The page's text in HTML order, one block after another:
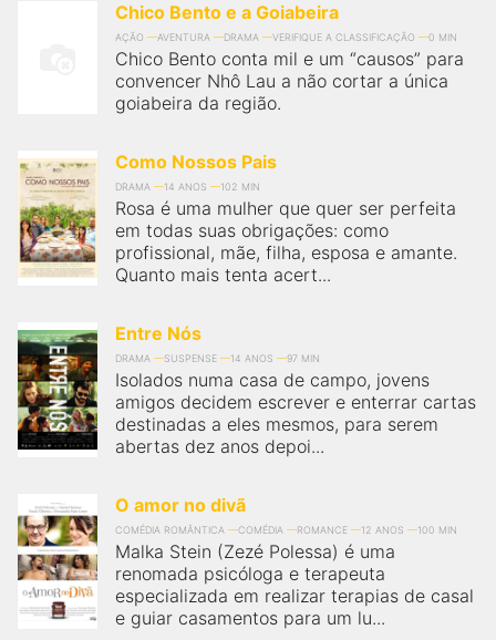
Chico Bento e a Goiabeira
AÇÃO AVENTURA DRAMA VERIFIQUE A CLASSIFICAÇÃO 0 MIN
Chico Bento conta mil e um “causos” para
convencer Nhô Lau a não cortar a única
goiabeira da região.
Como Nossos Pais
DRAMA 14 ANOS 102 MIN
Rosa é uma mulher que quer ser perfeita
em todas suas obrigações: como
profissional, mãe, filha, esposa e amante.
Quanto mais tenta acert...
Entre Nós
DRAMA SUSPENSE 14 ANOS 97 MIN
Isolados numa casa de campo, jovens
amigos decidem escrever e enterrar cartas
destinadas a eles mesmos, para serem
abertas dez anos depoi...
O amor no divã
COMÉDIA ROMÂNTICA COMÉDIA ROMANCE 12 ANOS 100 MIN
Malka Stein (Zezé Polessa) é uma
renomada psicóloga e terapeuta
especializada em realizar terapias de casal
e guiar casamentos para um lu...